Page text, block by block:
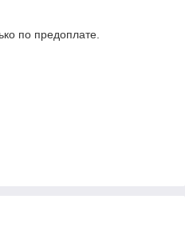
по предоплате.